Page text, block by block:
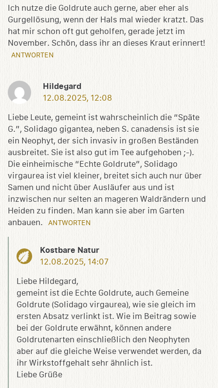
Ich nutze die Goldrute auch gerne, aber eher als
Gurgellösung, wenn der Hals mal wieder kratzt. Das
hat mir schon oft gut geholfen, gerade jetzt im
November. Schön, dass ihr an dieses Kraut erinnert!
ANTWORTEN
Hildegard
12.08.2025, 12:08
Liebe Leute, gemeint ist wahrscheinlich die “Späte
G.”, Solidago gigantea, neben S. canadensis ist sie
ein Neophyt, der sich invasiv in großen Beständen
ausbreitet. Sie ist also gut im Tee aufgehoben ;-).
Die einheimische “Echte Goldrute”, Solidago
virgaurea ist viel kleiner, breitet sich auch nur über
Samen und nicht über Ausläufer aus und ist
inzwischen nur selten an mageren Waldrändern und
Heiden zu finden. Man kann sie aber im Garten
anbauen.
ANTWORTEN
Kostbare Natur
12.08.2025, 14:07
Liebe Hildegard,
gemeint ist die Echte Goldrute, auch Gemeine
Goldrute (Solidago virgaurea), wie sie gleich im
ersten Absatz verlinkt ist. Wie im Beitrag sowie
bei der Goldrute erwähnt, können andere
Goldrutenarten einschließlich den Neophyten
aber auf die gleiche Weise verwendet werden, da
ihr Wirkstoffgehalt sehr ähnlich ist.
Liebe Grüße